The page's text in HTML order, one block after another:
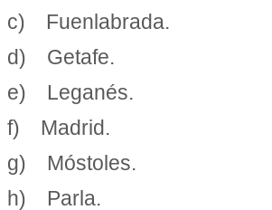
c) Fuenlabrada.
d) Getafe.
e) Leganés.
f) Madrid.
g) Móstoles.
h) Parla.